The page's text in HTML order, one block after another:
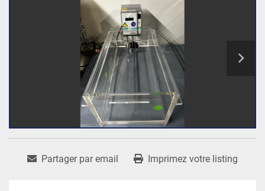
Partager par email Imprimez votre listing